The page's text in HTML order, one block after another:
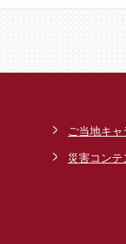
ご当地キャ
災害コンテ